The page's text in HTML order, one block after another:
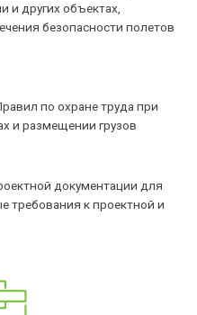
и других объектах,
безопасности полетов
по охране труда при
и размещении грузов
документации для
требования к проектной и